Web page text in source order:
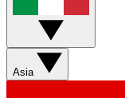
Asia